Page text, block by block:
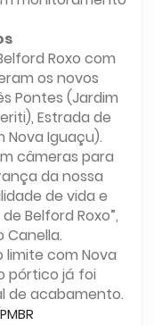
Roxo com
os novos
Pontes (Jardim
Estrada de
Nova Iguaçu).
câmeras para
da nossa
de vida e
Belford Roxo”,
Canella.
limite com Nova
pórtico já foi
de acabamento.